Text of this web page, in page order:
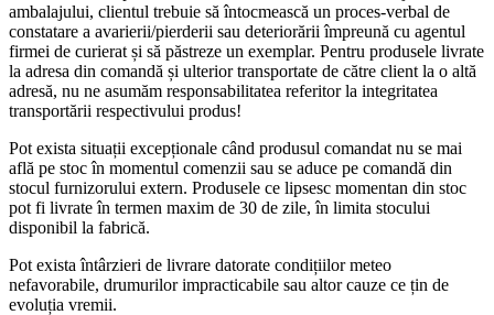
ambalajului, clientul trebuie să întocmească un proces-verbal de
constatare a avarierii/pierderii sau deteriorării împreună cu agentul
firmei de curierat și să păstreze un exemplar. Pentru produsele livrate
la adresa din comandă și ulterior transportate de către client la o altă
adresă, nu ne asumăm responsabilitatea referitor la integritatea
transportării respectivului produs!
Pot exista situații excepționale când produsul comandat nu se mai
află pe stoc în momentul comenzii sau se aduce pe comandă din
stocul furnizorului extern. Produsele ce lipsesc momentan din stoc
pot fi livrate în termen maxim de 30 de zile, în limita stocului
disponibil la fabrică.
Pot exista întârzieri de livrare datorate condițiilor meteo
nefavorabile, drumurilor impracticabile sau altor cauze ce țin de
evoluția vremii.